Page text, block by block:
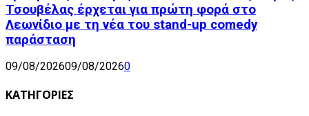
Τσουβέλας έρχεται για πρώτη φορά στο
Λεωνίδιο με τη νέα του stand-up comedy
παράσταση
09/08/202609/08/20260
ΚΑΤΗΓΟΡΙΕΣ